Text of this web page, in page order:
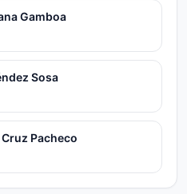
Gamboa
Sosa
Pacheco